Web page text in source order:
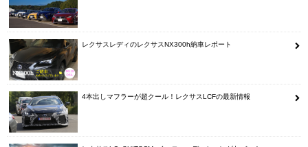
レクサスレディのレクサスNX300h納車レポート
4本出しマフラーが超クール！レクサスLCFの最新情報